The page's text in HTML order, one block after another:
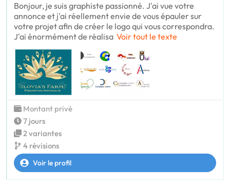
Bonjour, je suis graphiste passionné. J'ai vue votre
annonce et j'ai réellement envie de vous épauler sur
votre projet afin de créer le logo qui vous correspondra.
J'ai énormément de réalisa Voir tout le texte
Montant privé
7 jours
2 variantes
4 révisions
Voir le profil